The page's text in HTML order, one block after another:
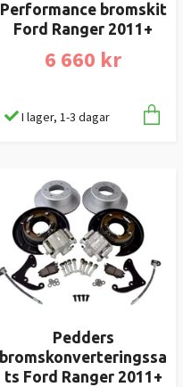
Performance bromskit
Ford Ranger 2011+
6 660 kr
I lager, 1-3 dagar
Pedders
bromskonverteringssa
ts Ford Ranger 2011+